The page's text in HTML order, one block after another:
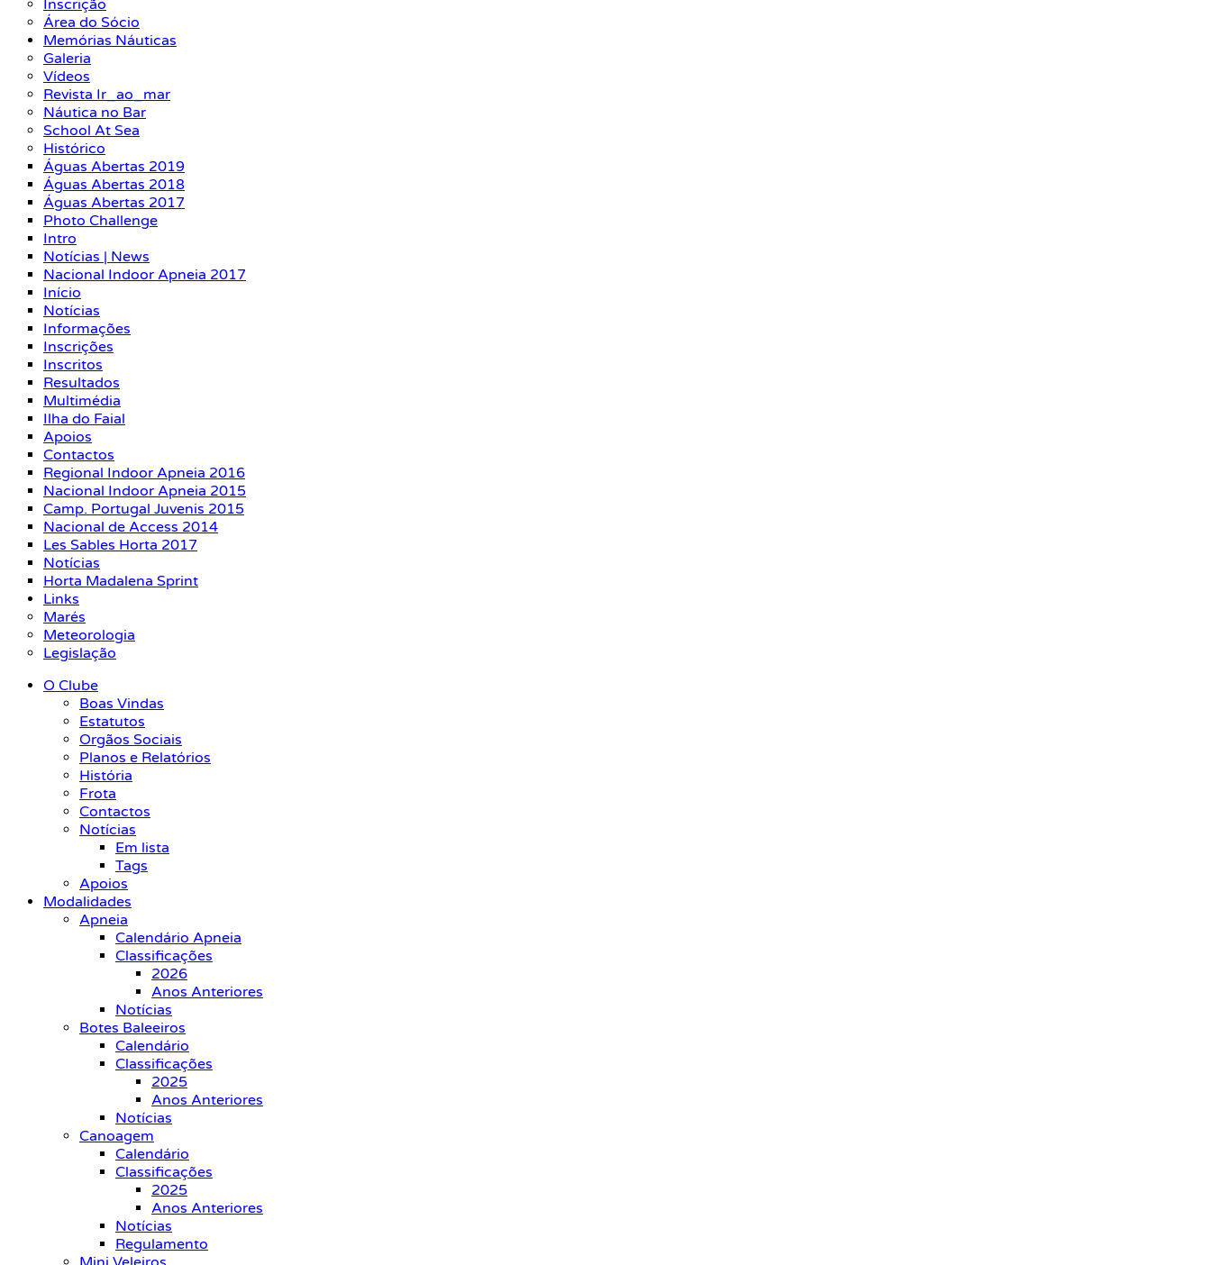
Inscrição
Área do Sócio
Memórias Náuticas
Galeria
Vídeos
Revista Ir_ao_mar
Náutica no Bar
School At Sea
Histórico
Águas Abertas 2019
Águas Abertas 2018
Águas Abertas 2017
Photo Challenge
Intro
Notícias | News
Nacional Indoor Apneia 2017
Início
Notícias
Informações
Inscrições
Inscritos
Resultados
Multimédia
Ilha do Faial
Apoios
Contactos
Regional Indoor Apneia 2016
Nacional Indoor Apneia 2015
Camp. Portugal Juvenis 2015
Nacional de Access 2014
Les Sables Horta 2017
Notícias
Horta Madalena Sprint
Links
Marés
Meteorologia
Legislação
O Clube
Boas Vindas
Estatutos
Orgãos Sociais
Planos e Relatórios
História
Frota
Contactos
Notícias
Em lista
Tags
Apoios
Modalidades
Apneia
Calendário Apneia
Classificações
2026
Anos Anteriores
Notícias
Botes Baleeiros
Calendário
Classificações
2025
Anos Anteriores
Notícias
Canoagem
Calendário
Classificações
2025
Anos Anteriores
Notícias
Regulamento